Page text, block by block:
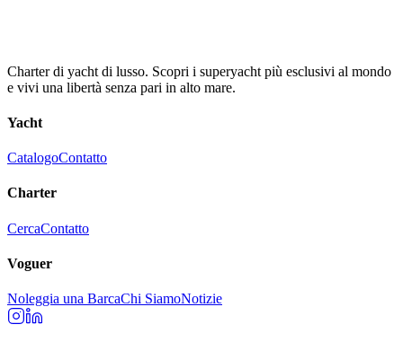
Charter di yacht di lusso. Scopri i superyacht più esclusivi al mondo
e vivi una libertà senza pari in alto mare.
Yacht
CatalogoContatto
Charter
CercaContatto
Voguer
Noleggia una BarcaChi SiamoNotizie